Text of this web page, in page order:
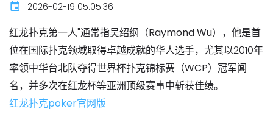
2026-02-19 05:05:36
红龙扑克第一人"通常指吴绍纲（Raymond Wu） ，他是首
位在国际扑克领域取得卓越成就的华人选手，尤其以2010年
率领中华台北队夺得世界杯扑克锦标赛（WCP）冠军闻
名，并多次在红龙杯等亚洲顶级赛事中斩获佳绩。
红龙扑克poker官网版